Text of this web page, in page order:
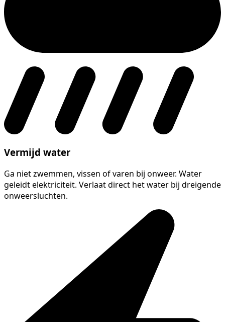
Vermijd water
Ga niet zwemmen, vissen of varen bij onweer. Water
geleidt elektriciteit. Verlaat direct het water bij dreigende
onweersluchten.